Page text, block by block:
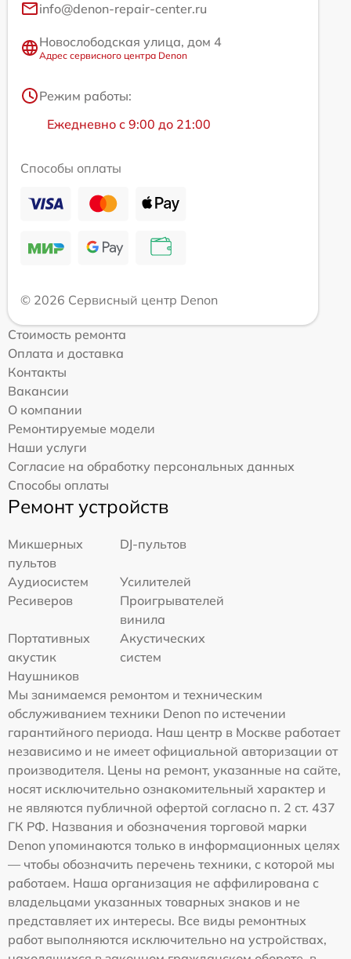
info@denon-repair-center.ru
Новослободская улица, дом 4
Адрес сервисного центра Denon
Режим работы:
Ежедневно с 9:00 до 21:00
Способы оплаты
© 2026 Сервисный центр Denon
Стоимость ремонта
Оплата и доставка
Контакты
Вакансии
О компании
Ремонтируемые модели
Наши услуги
Согласие на обработку персональных данных
Способы оплаты
Ремонт устройств
Микшерных
пультов
DJ-пультов
Аудиосистем
Усилителей
Ресиверов
Проигрывателей
винила
Портативных
акустик
Акустических
систем
Наушников
Мы занимаемся ремонтом и техническим
обслуживанием техники Denon по истечении
гарантийного периода. Наш центр в Москве работает
независимо и не имеет официальной авторизации от
производителя. Цены на ремонт, указанные на сайте,
носят исключительно ознакомительный характер и
не являются публичной офертой согласно п. 2 ст. 437
ГК РФ. Названия и обозначения торговой марки
Denon упоминаются только в информационных целях
— чтобы обозначить перечень техники, с которой мы
работаем. Наша организация не аффилирована с
владельцами указанных товарных знаков и не
представляет их интересы. Все виды ремонтных
работ выполняются исключительно на устройствах,